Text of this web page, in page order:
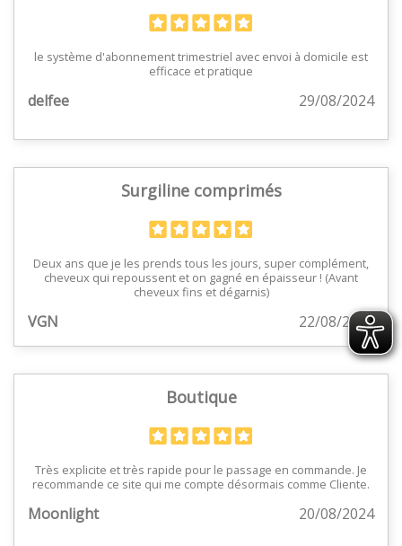
le système d'abonnement trimestriel avec envoi à domicile est
efficace et pratique
delfee 29/08/2024
Surgiline comprimés
Deux ans que je les prends tous les jours, super complément,
cheveux qui repoussent et on gagné en épaisseur ! (Avant
cheveux fins et dégarnis)
VGN 22/08/2024
Boutique
Très explicite et très rapide pour le passage en commande. Je
recommande ce site qui me compte désormais comme Cliente.
Moonlight 20/08/2024